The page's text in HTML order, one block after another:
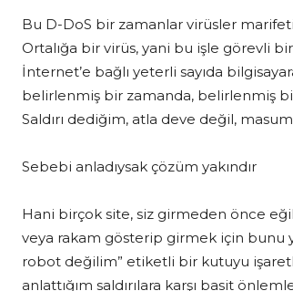
Bu D-DoS bir zamanlar virüsler
Ortalığa bir virüs, yani bu işle görevli
İnternet’e bağlı yeterli sayıda
belirlenmiş bir zamanda, belirlenmiş
Saldırı dediğim, atla deve değil,
Sebebi anladıysak çözüm yakındır
Hani birçok site, siz girmeden önce
veya rakam gösterip girmek için bunu
robot değilim” etiketli bir kutuyu
anlattığım saldırılara karşı basit